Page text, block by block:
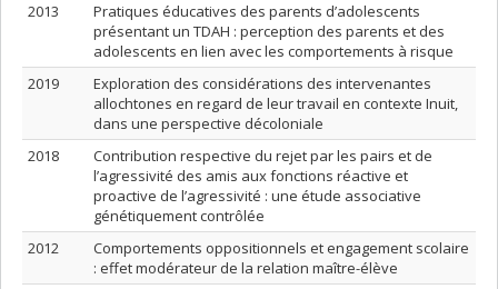
2013
Pratiques éducatives des parents d’adolescents
présentant un TDAH : perception des parents et des
adolescents en lien avec les comportements à risque
2019
Exploration des considérations des intervenantes
allochtones en regard de leur travail en contexte Inuit,
dans une perspective décoloniale
2018
Contribution respective du rejet par les pairs et de
l’agressivité des amis aux fonctions réactive et
proactive de l’agressivité : une étude associative
génétiquement contrôlée
2012
Comportements oppositionnels et engagement scolaire
: effet modérateur de la relation maître-élève